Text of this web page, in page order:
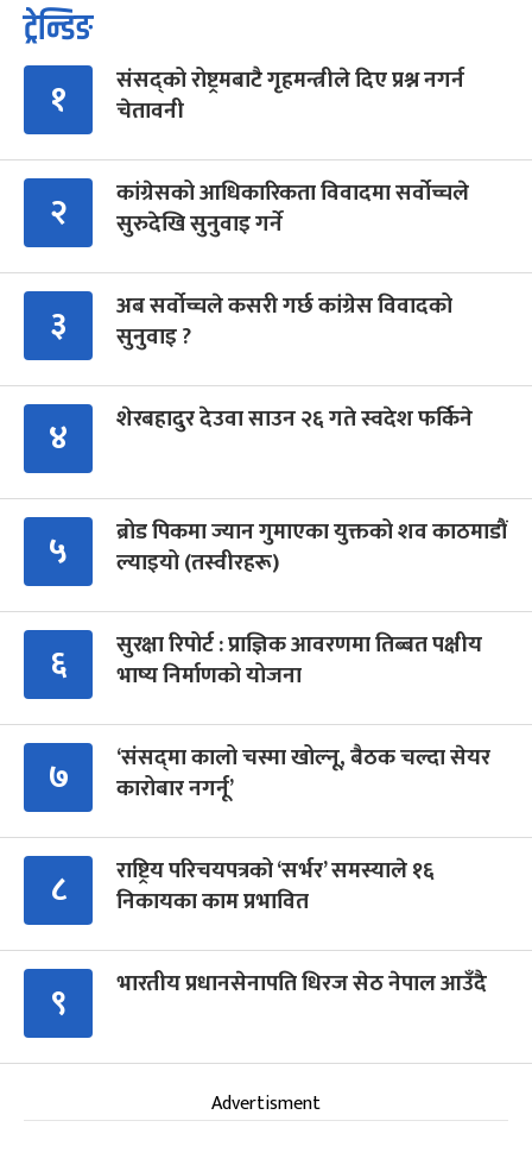
ट्रेन्डिङ
१
संसद्को रोष्ट्रमबाटै गृहमन्त्रीले दिए प्रश्न नगर्न
चेतावनी
२
कांग्रेसको आधिकारिकता विवादमा सर्वोच्चले
सुरुदेखि सुनुवाइ गर्ने
३
अब सर्वोच्चले कसरी गर्छ कांग्रेस विवादको
सुनुवाइ ?
४ शेरबहादुर देउवा साउन २६ गते स्वदेश फर्किने
५
ब्रोड पिकमा ज्यान गुमाएका युक्तको शव काठमाडौं
ल्याइयो (तस्वीरहरू)
६
सुरक्षा रिपोर्ट : प्राज्ञिक आवरणमा तिब्बत पक्षीय
भाष्य निर्माणको योजना
७
‘संसद्‍मा कालो चस्मा खोल्नू, बैठक चल्दा सेयर
कारोबार नगर्नू’
८
राष्ट्रिय परिचयपत्रको ‘सर्भर’ समस्याले १६
निकायका काम प्रभावित
९ भारतीय प्रधानसेनापति धिरज सेठ नेपाल आउँदै
Advertisment